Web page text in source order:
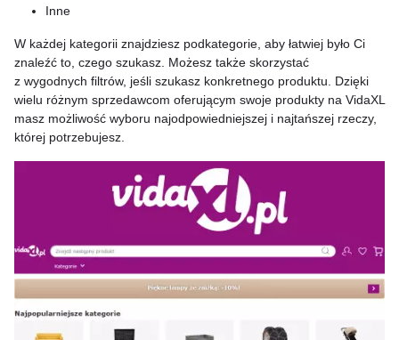
Inne
W każdej kategorii znajdziesz podkategorie, aby łatwiej było Ci
znaleźć to, czego szukasz. Możesz także skorzystać
z wygodnych filtrów, jeśli szukasz konkretnego produktu. Dzięki
wielu różnym sprzedawcom oferującym swoje produkty na VidaXL
masz możliwość wyboru najodpowiedniejszej i najtańszej rzeczy,
której potrzebujesz.